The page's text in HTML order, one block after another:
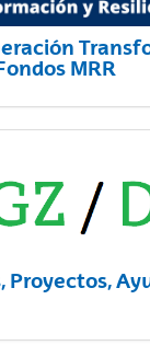
MRR
Proyectos,